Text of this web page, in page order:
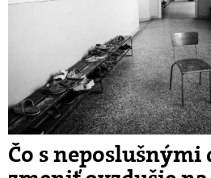
Čo s neposlušnými